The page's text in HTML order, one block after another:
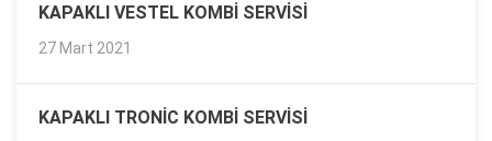
KAPAKLI VESTEL KOMBI SERVISI
27 Mart 2021
KAPAKLI TRONIC KOMBI SERVISI